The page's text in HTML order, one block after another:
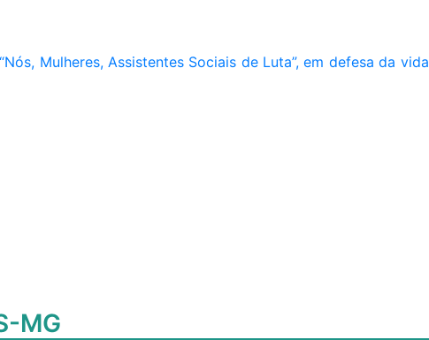
Mulheres, Assistentes Sociais de Luta”, em defesa da vida
MG